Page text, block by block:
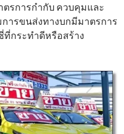
รการกำกับ ควบคุมและ
ารขนส่งทางบกมีมาตรการ
ที่กระทำดีหรือสร้าง